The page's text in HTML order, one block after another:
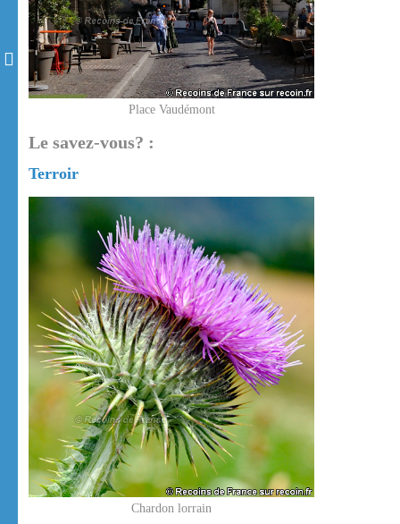
Place Vaudémont
Le savez-vous? :
Terroir
Chardon lorrain